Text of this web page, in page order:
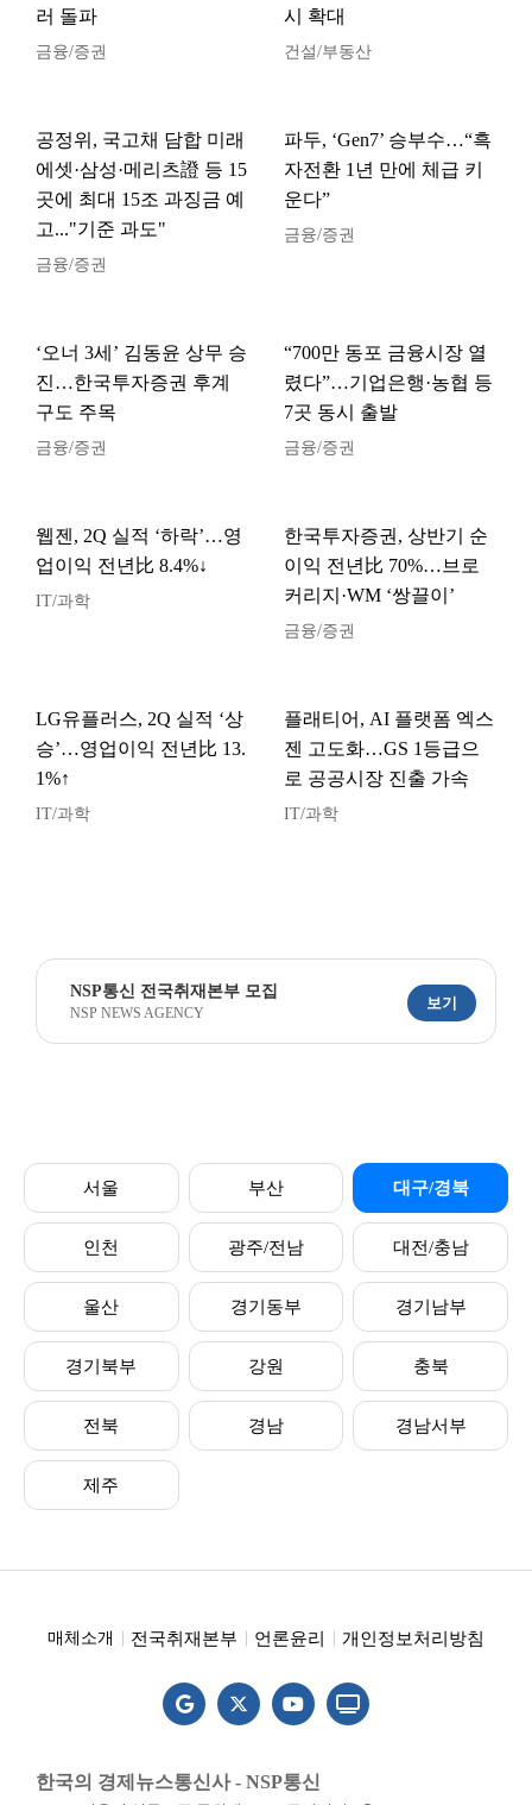
러 돌파
금융/증권
시 확대
건설/부동산
공정위, 국고채 담합 미래
에셋·삼성·메리츠證 등 15
곳에 최대 15조 과징금 예
고..."기준 과도"
금융/증권
파두, ‘Gen7’ 승부수…“흑
자전환 1년 만에 체급 키
운다”
금융/증권
‘오너 3세’ 김동윤 상무 승
진…한국투자증권 후계
구도 주목
금융/증권
“700만 동포 금융시장 열
렸다”…기업은행·농협 등
7곳 동시 출발
금융/증권
웹젠, 2Q 실적 ‘하락’…영
업이익 전년比 8.4%↓
IT/과학
한국투자증권, 상반기 순
이익 전년比 70%…브로
커리지·WM ‘쌍끌이’
금융/증권
LG유플러스, 2Q 실적 ‘상
승’…영업이익 전년比 13.
1%↑
IT/과학
플래티어, AI 플랫폼 엑스
젠 고도화…GS 1등급으
로 공공시장 진출 가속
IT/과학
NSP통신 전국취재본부 모집
NSP NEWS AGENCY
보기
서울 부산 대구/경북
인천 광주/전남 대전/충남
울산 경기동부 경기남부
경기북부 강원 충북
전북 경남 경남서부
제주
매체소개 전국취재본부 언론윤리 개인정보처리방침
한국의 경제뉴스통신사 - NSP통신